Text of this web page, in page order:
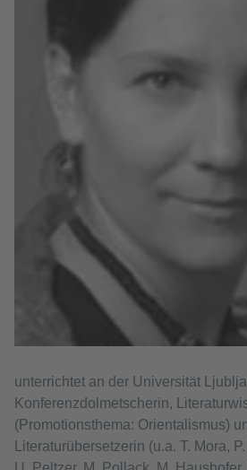
unterrichtet an der Universität
Konferenzdolmetscherin,
(Promotionsthema: Orientalismus)
Literaturübersetzerin (u.a. T. Mora,